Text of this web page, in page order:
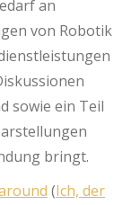
an
von Robotik
sowie ein Teil
bringt.
(Ich, der